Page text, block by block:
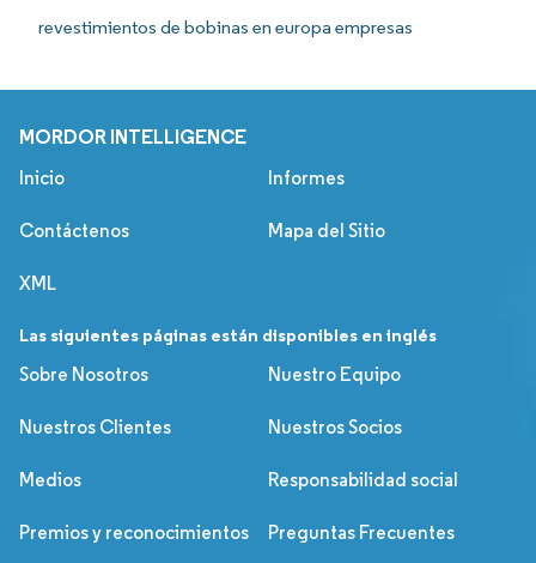
revestimientos de bobinas en europa empresas
MORDOR INTELLIGENCE
Inicio Informes
Contáctenos Mapa del Sitio
XML
Las siguientes páginas están disponibles en inglés
Sobre Nosotros
Nuestro Equipo
Nuestros Clientes Nuestros Socios
Medios Responsabilidad social
Premios y reconocimientos Preguntas Frecuentes